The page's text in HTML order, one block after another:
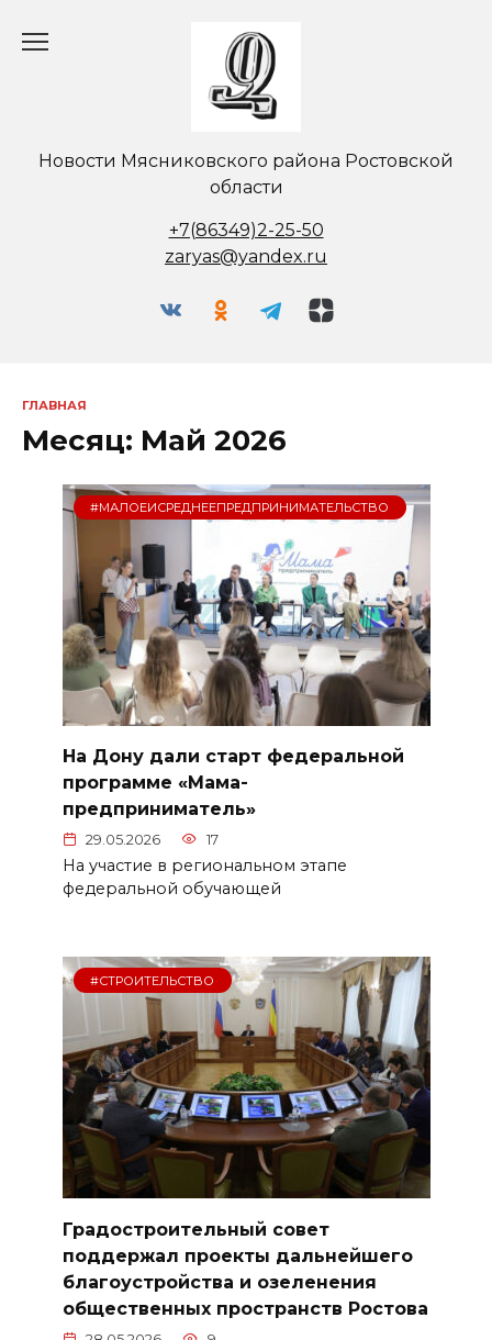
Новости Мясниковского района Ростовской
области
+7(86349)2-25-50
zaryas@yandex.ru
ГЛАВНАЯ
Месяц: Май 2026
#МАЛОЕИСРЕДНЕЕПРЕДПРИНИМАТЕЛЬСТВО
На Дону дали старт федеральной
программе «Мама-
предприниматель»
29.05.2026 17
На участие в региональном этапе
федеральной обучающей
#СТРОИТЕЛЬСТВО
Градостроительный совет
поддержал проекты дальнейшего
благоустройства и озеленения
общественных пространств Ростова